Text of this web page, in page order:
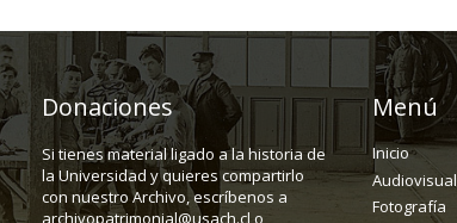
Donaciones
Si tienes material ligado a la historia de
la Universidad y quieres compartirlo
con nuestro Archivo, escríbenos a
archivopatrimonial@usach.cl o
Menú
Inicio
Audiovisual
Fotografía